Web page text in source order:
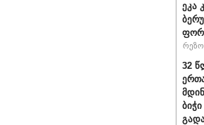
ეკა
32